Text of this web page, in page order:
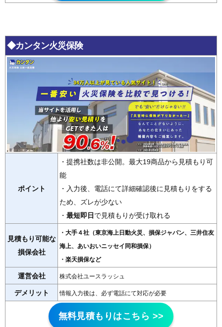
◆カンタン火災保険
ポイント
・提携社数は非公開。最大19商品から見積もり可
能
・入力後、電話にて詳細確認後に見積もりをする
ため、ズレが少ない
・ 最短即日 で見積もりが受け取れる
見積もり可能な
損保会社
・大手４社（東京海上日動火災、損保ジャパン、三井住友
海上、あいおいニッセイ同和損保）
・楽天損保など
運営会社 株式会社ユースラッシュ
デメリット 情報入力後は、必ず電話にて対応が必要
無料見積もりはこちら >>